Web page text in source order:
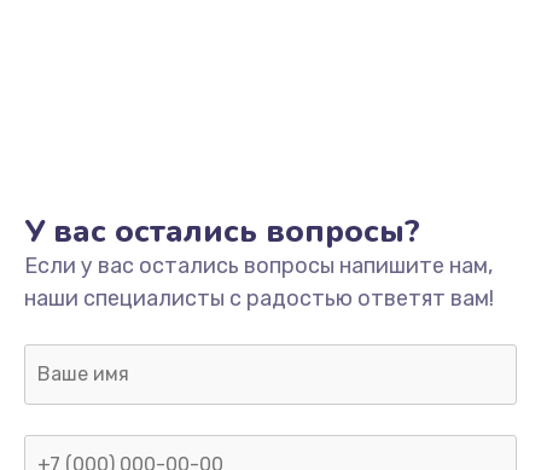
У вас остались вопросы?
Если у вас остались вопросы напишите нам,
наши специалисты с радостью ответят вам!